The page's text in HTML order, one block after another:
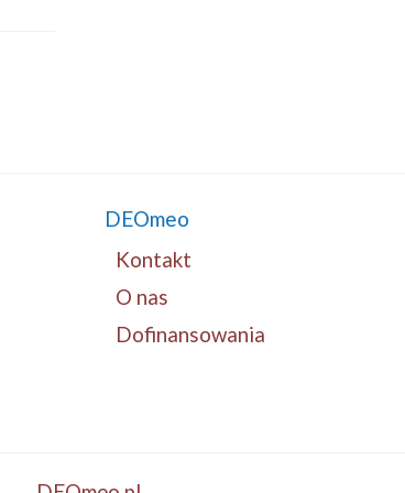
DEOmeo
Kontakt
O nas
Dofinansowania